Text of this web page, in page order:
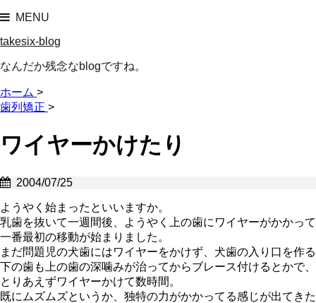
MENU
takesix-blog
なんだか残念なblogですね。
ホーム >
歯列矯正 >
ワイヤーかけたり
2004/07/25
ようやく始まったといいますか。
乳歯を抜いて一週間後、ようやく上の歯にワイヤーがかかって
一番最初の移動が始まりました。
まだ問題児の犬歯にはワイヤーをかけず、犬歯の入り口を作
下の歯も上の歯の深噛みが治ってからブレース付けるとかで、
とりあえずワイヤーかけて数時間。
既にムズムズというか、独特の力がかかってる感じが出てきた